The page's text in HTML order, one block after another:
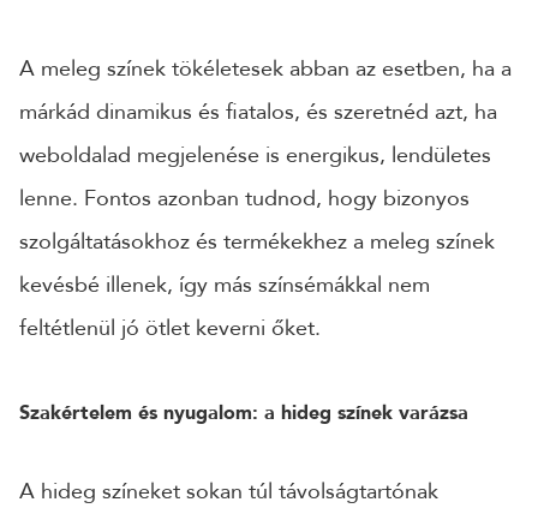
A meleg színek tökéletesek abban az esetben, ha a
márkád dinamikus és fiatalos, és szeretnéd azt, ha
weboldalad megjelenése is energikus, lendületes
lenne. Fontos azonban tudnod, hogy bizonyos
szolgáltatásokhoz és termékekhez a meleg színek
kevésbé illenek, így más színsémákkal nem
feltétlenül jó ötlet keverni őket.
Szakértelem és nyugalom: a hideg színek varázsa
A hideg színeket sokan túl távolságtartónak